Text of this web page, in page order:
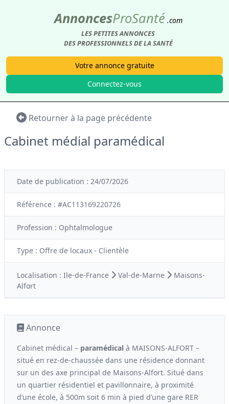
AnnoncesProSanté .com
LES PETITES ANNONCES
DES PROFESSIONNELS DE LA SANTÉ
Votre annonce gratuite
Connectez-vous
Retourner à la page précédente
Cabinet médial paramédical
Date de publication : 24/07/2026
Référence : #AC113169220726
Profession : Ophtalmologue
Type : Offre de locaux - Clientèle
Localisation : Ile-de-France Val-de-Marne
Maisons-
Alfort
Annonce
Cabinet médical – paramédical à MAISONS-ALFORT –
situé en rez-de-chaussée dans une résidence donnant
sur un des axe principal de Maisons-Alfort. Situé dans
un quartier résidentiel et pavillonnaire, à proximité
d’une école, à 500m soit 6 min à pied d’une gare RER